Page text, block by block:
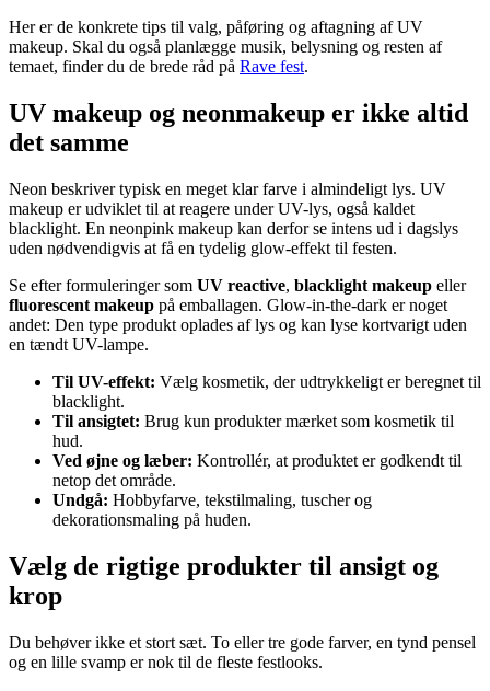
Her er de konkrete tips til valg, påføring og aftagning af UV
makeup. Skal du også planlægge musik, belysning og resten af
temaet, finder du de brede råd på Rave fest.
UV makeup og neonmakeup er ikke altid
det samme
Neon beskriver typisk en meget klar farve i almindeligt lys. UV
makeup er udviklet til at reagere under UV-lys, også kaldet
blacklight. En neonpink makeup kan derfor se intens ud i dagslys
uden nødvendigvis at få en tydelig glow-effekt til festen.
Se efter formuleringer som UV reactive, blacklight makeup eller
fluorescent makeup på emballagen. Glow-in-the-dark er noget
andet: Den type produkt oplades af lys og kan lyse kortvarigt uden
en tændt UV-lampe.
Til UV-effekt: Vælg kosmetik, der udtrykkeligt er beregnet til
blacklight.
Til ansigtet: Brug kun produkter mærket som kosmetik til
hud.
Ved øjne og læber: Kontrollér, at produktet er godkendt til
netop det område.
Undgå: Hobbyfarve, tekstilmaling, tuscher og
dekorationsmaling på huden.
Vælg de rigtige produkter til ansigt og
krop
Du behøver ikke et stort sæt. To eller tre gode farver, en tynd pensel
og en lille svamp er nok til de fleste festlooks.